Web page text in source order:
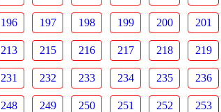
196 197 198 199 200 201
213 215 216 217 218 219
231 232 233 234 235 236
248 249 250 251 252 253